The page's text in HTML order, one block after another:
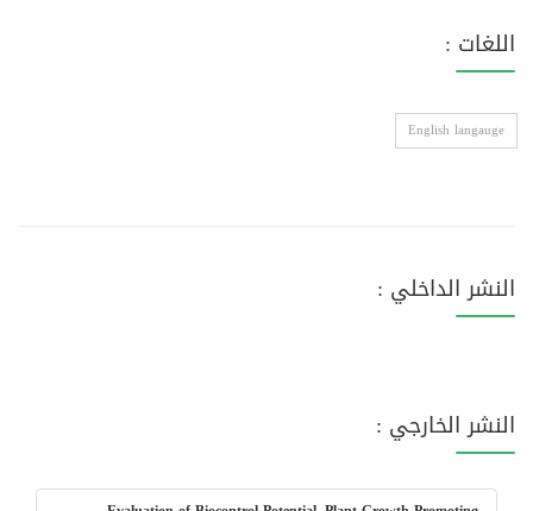
اللغات :
English langauge
النشر الداخلي :
النشر الخارجي :